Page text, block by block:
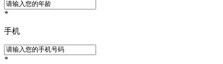
*
手机
*